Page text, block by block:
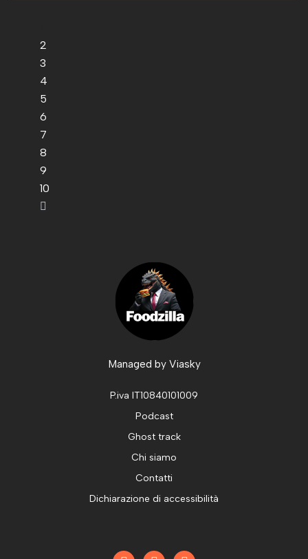
2
3
4
5
6
7
8
9
10
Managed by Viasky
P.iva IT10840101009
Podcast
Ghost track
Chi siamo
Contatti
Dichiarazione di accessibilità